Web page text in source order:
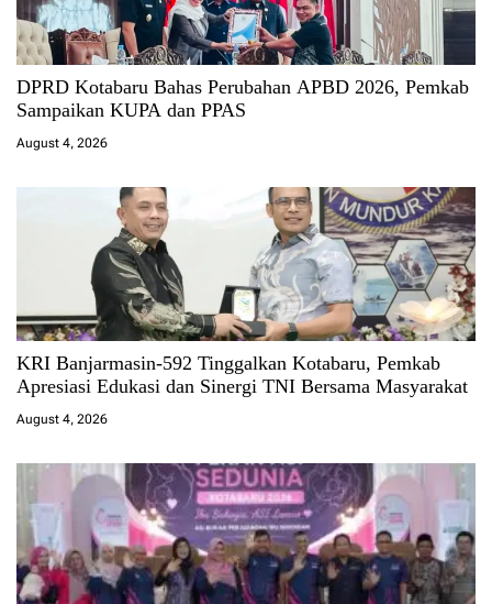
DPRD Kotabaru Bahas Perubahan APBD 2026, Pemkab
Sampaikan KUPA dan PPAS
August 4, 2026
KRI Banjarmasin-592 Tinggalkan Kotabaru, Pemkab
Apresiasi Edukasi dan Sinergi TNI Bersama Masyarakat
August 4, 2026